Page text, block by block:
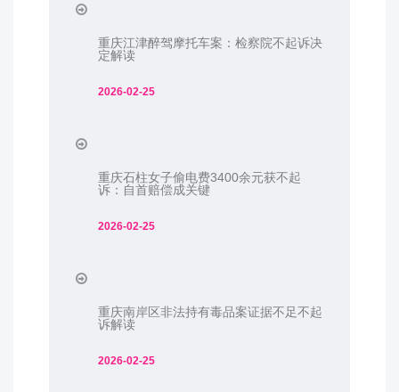
重庆江津醉驾摩托车案：检察院不起诉决
定解读
2026-02-25
重庆石柱女子偷电费3400余元获不起
诉：自首赔偿成关键
2026-02-25
重庆南岸区非法持有毒品案证据不足不起
诉解读
2026-02-25